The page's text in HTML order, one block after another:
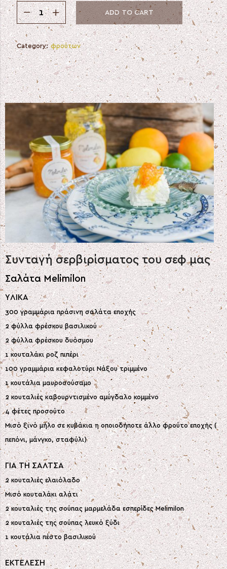
ADD TO CART
Category:φρούτων
Συνταγή σερβιρίσματος του σεφ μας
Σαλάτα Melimilon
ΥΛΙΚΑ
300 γραμμάρια πράσινη σαλάτα εποχής
2 φύλλα φρέσκου βασιλικού
2 φύλλα φρέσκου δυόσμου
1 κουταλάκι ροζ πιπέρι
100 γραμμάρια κεφαλοτύρι Νάξου τριμμένο
1 κουτάλια μαυροσούσαμο
2 κουταλιές καβουρντισμένο αμύγδαλο κομμένο
4 φέτες προσούτο
Μισό ξινό μήλο σε κυβάκια η οποιοδήποτε άλλο φρούτο εποχής (
πεπόνι, μάνγκο, σταφύλι)
ΓΙΑ ΤΗ ΣΑΛΤΣΑ
2 κουταλιές ελαιόλαδο
Μισό κουταλάκι αλάτι
2 κουταλιές της σούπας μαρμελάδα εσπερίδες Melimilon
2 κουταλιές της σούπας λευκό ξύδι
1 κουτάλια πέστο βασιλικού
ΕΚΤΕΛΕΣΗ